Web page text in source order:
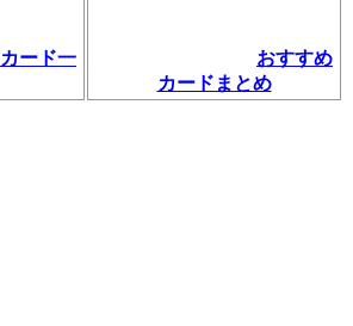
カード一
おすすめ
カードまとめ